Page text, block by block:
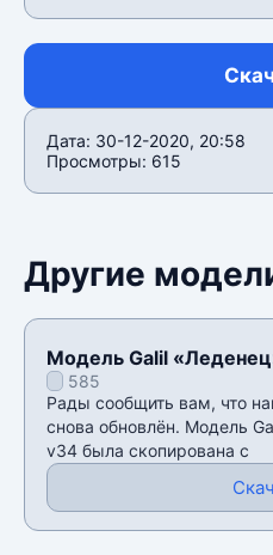
Дата: 30-12-2020, 20:58
Просмотры: 615
Другие
Модель Galil
585
Рады сообщить вам, что
снова обновлён. Модель
v34 была скопирована с